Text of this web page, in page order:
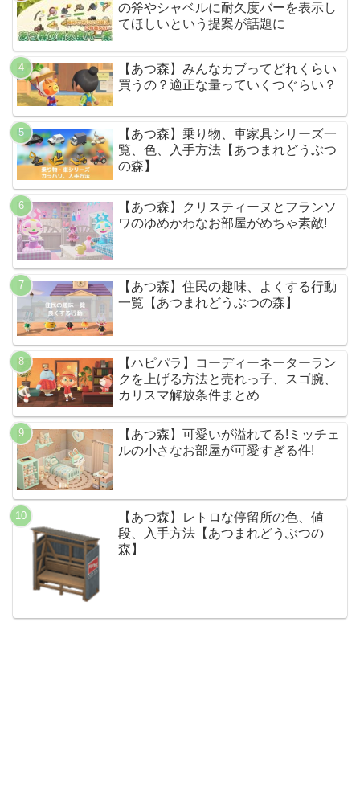
の斧やシャベルに耐久度バーを表示し
てほしいという提案が話題に
【あつ森】みんなカブってどれくらい
買うの？適正な量っていくつぐらい？
【あつ森】乗り物、車家具シリーズ一
覧、色、入手方法【あつまれどうぶつ
の森】
【あつ森】クリスティーヌとフランソ
ワのゆめかわなお部屋がめちゃ素敵!
【あつ森】住民の趣味、よくする行動
一覧【あつまれどうぶつの森】
【ハピパラ】コーディーネーターラン
クを上げる方法と売れっ子、スゴ腕、
カリスマ解放条件まとめ
【あつ森】可愛いが溢れてる!ミッチェ
ルの小さなお部屋が可愛すぎる件!
【あつ森】レトロな停留所の色、値
段、入手方法【あつまれどうぶつの
森】